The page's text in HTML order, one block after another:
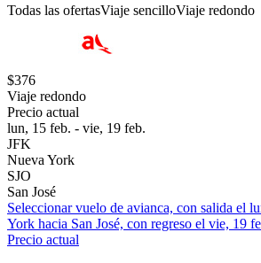
Todas las ofertasViaje sencilloViaje redondo
$376
Viaje redondo
Precio actual
lun, 15 feb. - vie, 19 feb.
JFK
Nueva York
SJO
San José
Seleccionar vuelo de avianca, con salida el
York hacia San José, con regreso el vie, 19
Precio actual